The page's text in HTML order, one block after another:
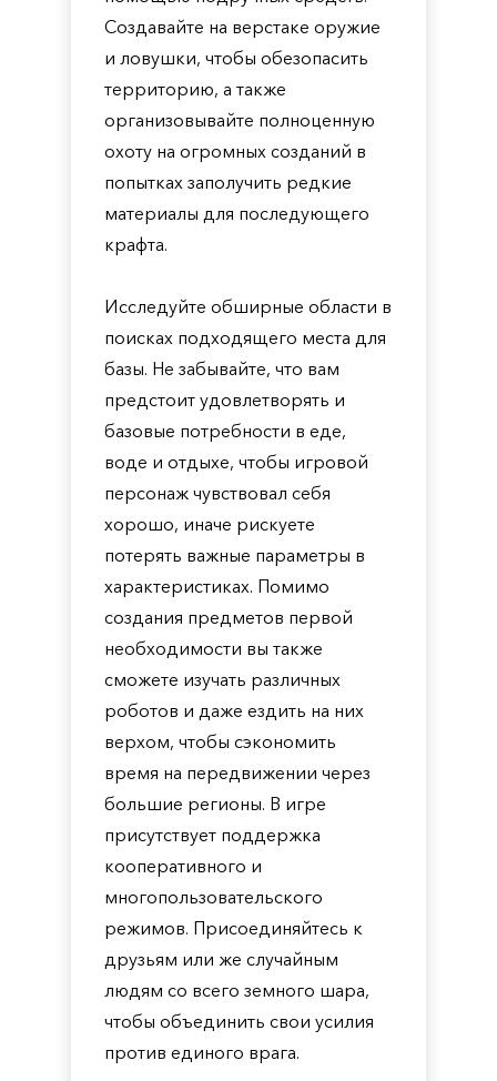
Создавайте на верстаке оружие
и ловушки, чтобы обезопасить
территорию, а также
организовывайте полноценную
охоту на огромных созданий в
попытках заполучить редкие
материалы для последующего
крафта.
Исследуйте обширные области в
поисках подходящего места для
базы. Не забывайте, что вам
предстоит удовлетворять и
базовые потребности в еде,
воде и отдыхе, чтобы игровой
персонаж чувствовал себя
хорошо, иначе рискуете
потерять важные параметры в
характеристиках. Помимо
создания предметов первой
необходимости вы также
сможете изучать различных
роботов и даже ездить на них
верхом, чтобы сэкономить
время на передвижении через
большие регионы. В игре
присутствует поддержка
кооперативного и
многопользовательского
режимов. Присоединяйтесь к
друзьям или же случайным
людям со всего земного шара,
чтобы объединить свои усилия
против единого врага.